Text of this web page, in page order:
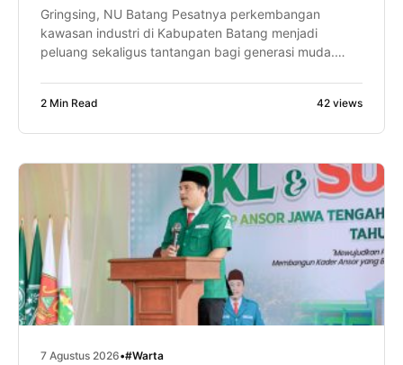
Gringsing, NU Batang Pesatnya perkembangan
kawasan industri di Kabupaten Batang menjadi
peluang sekaligus tantangan bagi generasi muda.
melalui kunjungan industri ke PT Feed and Care De
program […]
2 Min Read 42 views
7 Agustus 2026•#Warta